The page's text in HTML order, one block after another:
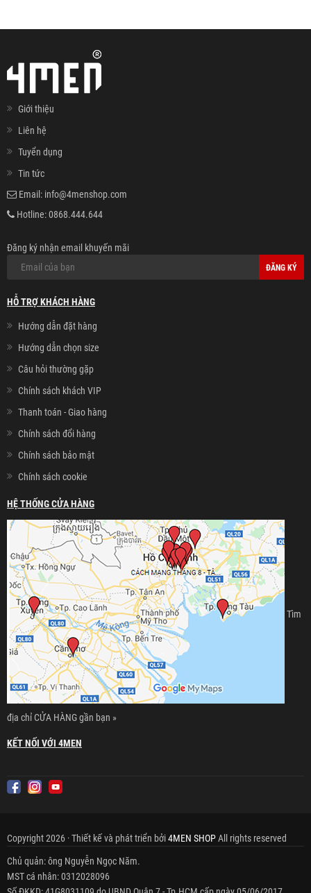
Giới thiệu
Liên hệ
Tuyển dụng
Tin tức
Email: info@4menshop.com
Hotline:0868.444.644
Đăng ký nhận email khuyến mãi
ĐĂNG KÝ
HỖ TRỢ KHÁCH HÀNG
Hướng dẫn đặt hàng
Hướng dẫn chọn size
Câu hỏi thường gặp
Chính sách khách VIP
Thanh toán - Giao hàng
Chính sách đổi hàng
Chính sách bảo mật
Chính sách cookie
HỆ THỐNG CỬA HÀNG
Tìm
địa chỉ CỬA HÀNG gần bạn »
KẾT NỐI VỚI 4MEN
Copyright 2026 · Thiết kế và phát triển bởi4MEN SHOPAll rights reserved
Chủ quản: ông Nguyễn Ngọc Năm.
MST cá nhân: 0312028096